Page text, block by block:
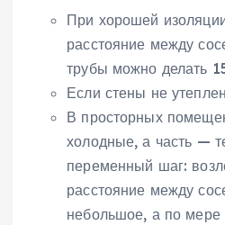
При хорошей
расстояние между
трубы можно делать
Если стены не
В просторных
холодные, а часть —
переменный шаг:
расстояние между
небольшое, а по мере